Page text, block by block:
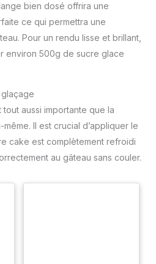
bien dosé offrira une
ce qui permettra une
Pour un rendu lisse et brillant,
environ 500g de sucre glace
aussi importante que la
Il est crucial d’appliquer le
cake est complètement refroidi
au gâteau sans couler.